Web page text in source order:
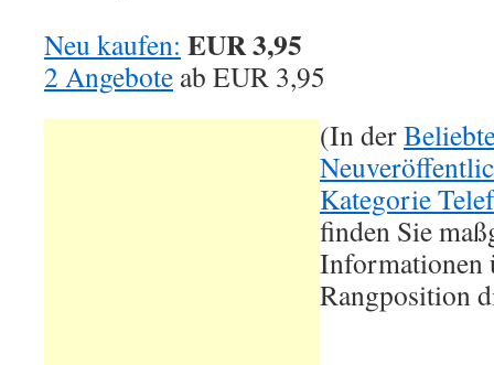
Neu kaufen: EUR 3,95
2 Angebote ab EUR 3,95
(In der
Kategorie
finden Sie
Informationen
Rangposition